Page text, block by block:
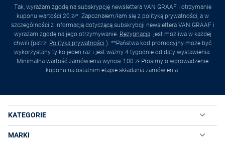
Tak, wyrażam zgodę na subskrypcję newslettera VAN GRAAF i otrzymanie
kuponu wartości 20 zł*. Zapoznałem/łam się z polityką prywatności, a w
szczególności z informacją dotyczącą subskrybcji newslettera VAN GRAAF i
wyrażam zgodę na jego otrzymywanie. Rezygnacja. jest możliwa w każdej
chwili (patrz: Polityka prywatności ). **Państwa kod promocyjny może być
wykorzystany tylko jeden raz i jest ważny 4 tygodnie od daty wystawienia.
Minimalna wartość zamówienia wynosi 100 zł Prosimy o wprowadzenie
kuponu na ostatnim etapie składania zamówienia.
KATEGORIE
MARKI